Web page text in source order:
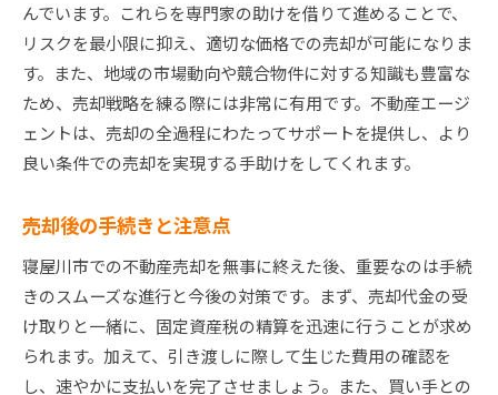
んでいます。これらを専門家の助けを借りて進めることで、
リスクを最小限に抑え、適切な価格での売却が可能になりま
す。また、地域の市場動向や競合物件に対する知識も豊富な
ため、売却戦略を練る際には非常に有用です。不動産エージ
ェントは、売却の全過程にわたってサポートを提供し、より
良い条件での売却を実現する手助けをしてくれます。
売却後の手続きと注意点
寝屋川市での不動産売却を無事に終えた後、重要なのは手続
きのスムーズな進行と今後の対策です。まず、売却代金の受
け取りと一緒に、固定資産税の精算を迅速に行うことが求め
られます。加えて、引き渡しに際して生じた費用の確認を
し、速やかに支払いを完了させましょう。また、買い手との